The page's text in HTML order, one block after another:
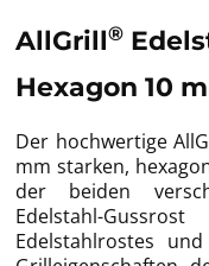
AllGrill®
Hexagon 10
Der hochwertige
mm starken,
der beiden
Edelstahl-
Edelstahlrostes